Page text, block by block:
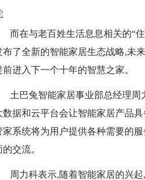
而在与老百姓生活息息相关的“
布了全新的智能家居生态战略,未
前进入下一个十年的智慧之家。
土巴兔智能家居事业部总经理
数据和云平台会让智能家居产品
家系统将为用户提供各种需要的
的交流。
周力科表示,随着智能家居的兴